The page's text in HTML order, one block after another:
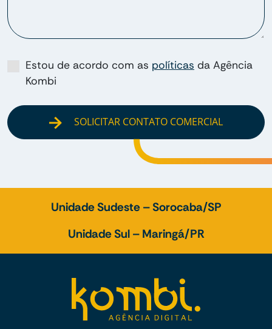
Estou de acordo com as políticas da Agência
Kombi
SOLICITAR CONTATO COMERCIAL
Unidade Sudeste – Sorocaba/SP
Unidade Sul – Maringá/PR